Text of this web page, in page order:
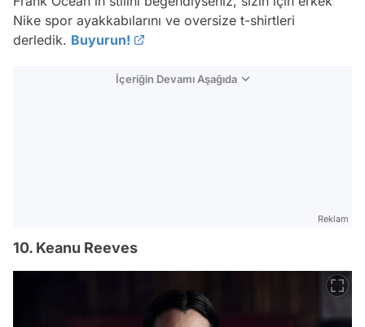
Nike spor ayakkabılarını ve oversize t-shirtleri
derledik. Buyurun!
İçeriğin Devamı Aşağıda
Reklam
10. Keanu Reeves